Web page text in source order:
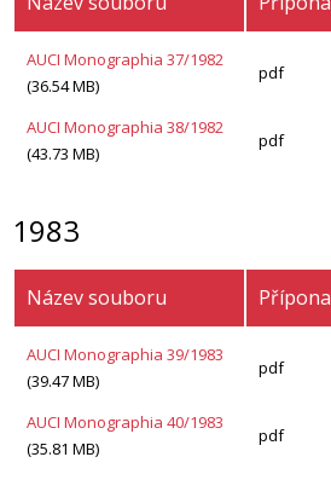
AUCI Monographia 37/1982
(36.54 MB)
pdf
AUCI Monographia 38/1982
(43.73 MB)
pdf
1983
Název souboru Přípona
AUCI Monographia 39/1983
(39.47 MB)
pdf
AUCI Monographia 40/1983
(35.81 MB)
pdf